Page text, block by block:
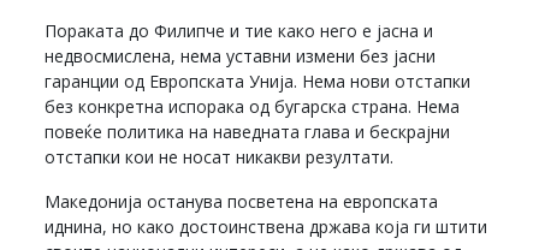
Пораката до Филипче и тие како него е јасна и
недвосмислена, нема уставни измени без јасни
гаранции од Европската Унија. Нема нови отстапки
без конкретна испорака од бугарска страна. Нема
повеќе политика на наведната глава и бескрајни
отстапки кои не носат никакви резултати.
Македонија останува посветена на европската
иднина, но како достоинствена држава која ги штити